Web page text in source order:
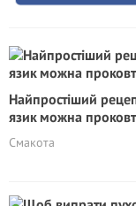
Найпростіший
язик можна
Смакота